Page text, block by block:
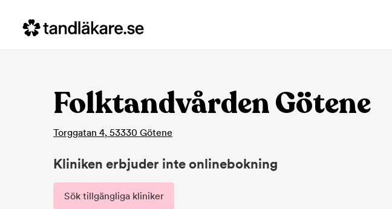
Folktandvården Götene
Torggatan 4, 53330 Götene
Kliniken erbjuder inte onlinebokning
Sök tillgängliga kliniker